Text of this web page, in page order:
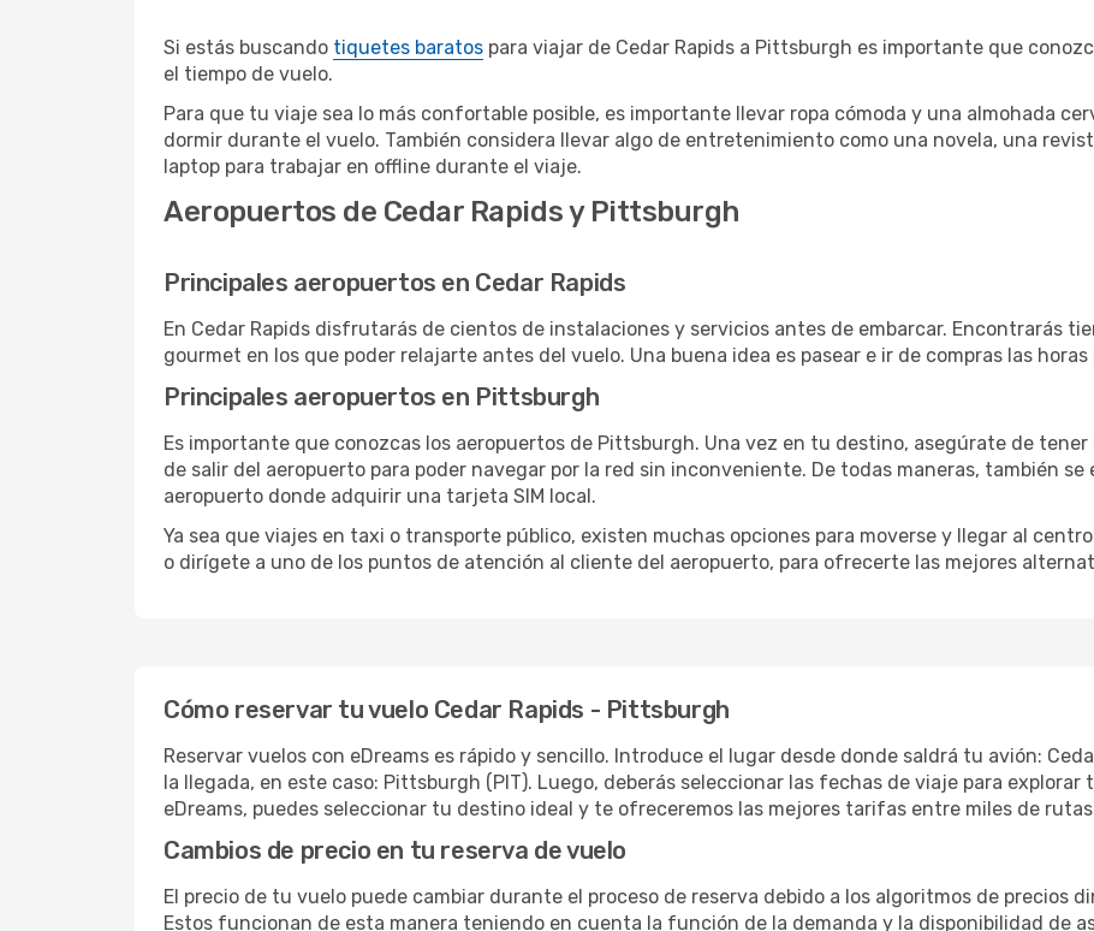
Si estás buscando tiquetes baratos para viajar de Cedar Rapids a Pittsburgh es importante que
el tiempo de vuelo.
Para que tu viaje sea lo más confortable posible, es importante llevar ropa cómoda y una almohada
dormir durante el vuelo. También considera llevar algo de entretenimiento como una novela, una
laptop para trabajar en offline durante el viaje.
Aeropuertos de Cedar Rapids y Pittsburgh
Principales aeropuertos en Cedar Rapids
En Cedar Rapids disfrutarás de cientos de instalaciones y servicios antes de embarcar. Encontrarás
gourmet en los que poder relajarte antes del vuelo. Una buena idea es pasear e ir de compras las
Principales aeropuertos en Pittsburgh
Es importante que conozcas los aeropuertos de Pittsburgh. Una vez en tu destino, asegúrate de
de salir del aeropuerto para poder navegar por la red sin inconveniente. De todas maneras, también
aeropuerto donde adquirir una tarjeta SIM local.
Ya sea que viajes en taxi o transporte público, existen muchas opciones para moverse y llegar al
o dirígete a uno de los puntos de atención al cliente del aeropuerto, para ofrecerte las mejores
Cómo reservar tu vuelo Cedar Rapids - Pittsburgh
Reservar vuelos con eDreams es rápido y sencillo. Introduce el lugar desde donde saldrá tu avión:
la llegada, en este caso: Pittsburgh (PIT). Luego, deberás seleccionar las fechas de viaje para explorar
eDreams, puedes seleccionar tu destino ideal y te ofreceremos las mejores tarifas entre miles de
Cambios de precio en tu reserva de vuelo
El precio de tu vuelo puede cambiar durante el proceso de reserva debido a los algoritmos de precios
Estos funcionan de esta manera teniendo en cuenta la función de la demanda y la disponibilidad de